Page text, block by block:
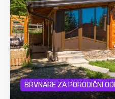
BRVNARE ZA PORODIČNI